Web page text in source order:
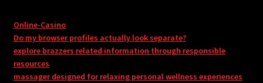
Online-Casino
Do my browser profiles actually look separate?
explore brazzers related information through responsible
resources
massager designed for relaxing personal wellness experiences